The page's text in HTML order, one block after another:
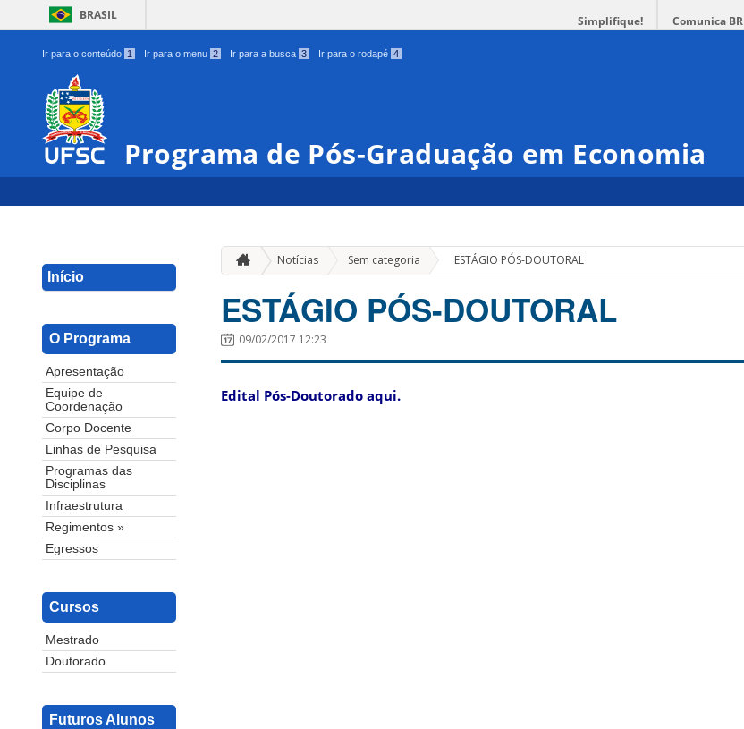
BRASIL Simplifique! Comunica BR
Ir para o conteúdo 1 Ir para o menu 2 Ir para a busca 3 Ir para o rodapé 4
Programa de Pós-Graduação em Economia
Início
O Programa
Apresentação
Equipe de
Coordenação
Corpo Docente
Linhas de Pesquisa
Programas das
Disciplinas
Infraestrutura
Regimentos »
Egressos
Cursos
Mestrado
Doutorado
Futuros Alunos
Notícias Sem categoria » ESTÁGIO PÓS-DOUTORAL
ESTÁGIO PÓS-DOUTORAL
09/02/2017 12:23
Edital Pós-Doutorado aqui.